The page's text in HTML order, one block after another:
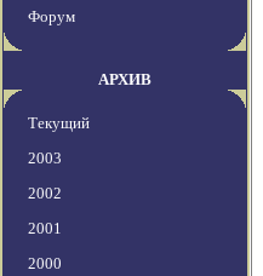
Форум
АРХИВ
Текущий
2003
2002
2001
2000